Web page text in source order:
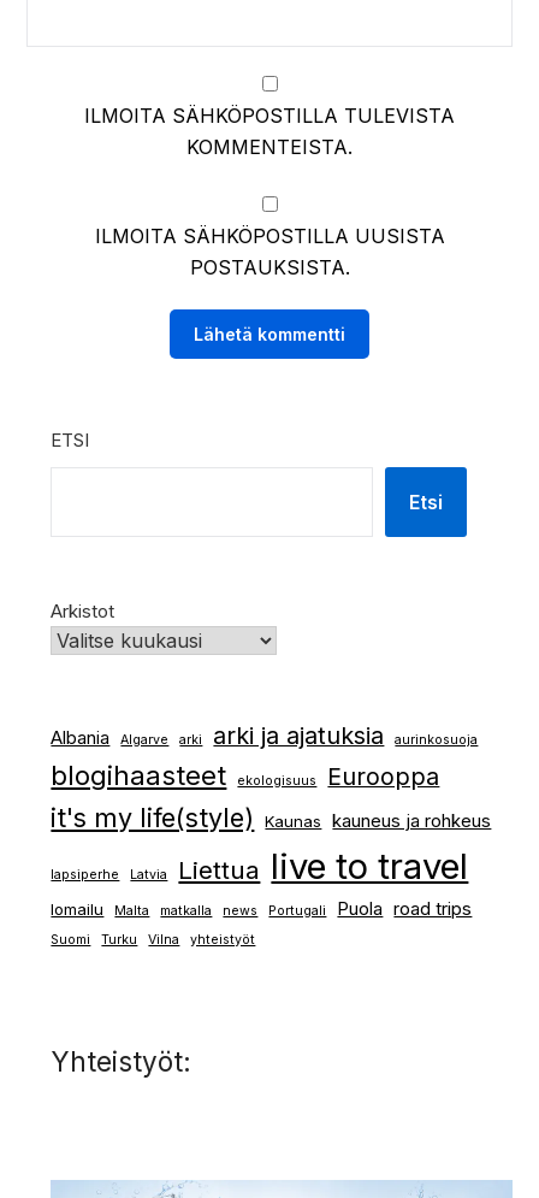
ILMOITA SÄHKÖPOSTILLA TULEVISTA
KOMMENTEISTA.
ILMOITA SÄHKÖPOSTILLA UUSISTA
POSTAUKSISTA.
ETSI
Etsi
Arkistot
Albania Algarve arki arki ja ajatuksia aurinkosuoja
blogihaasteet ekologisuus Eurooppa
it's my life(style) Kaunas kauneus ja rohkeus
lapsiperhe Latvia Liettua live to travel
lomailu Malta matkalla news Portugali Puola road trips
Suomi Turku Vilna yhteistyöt
Yhteistyöt: